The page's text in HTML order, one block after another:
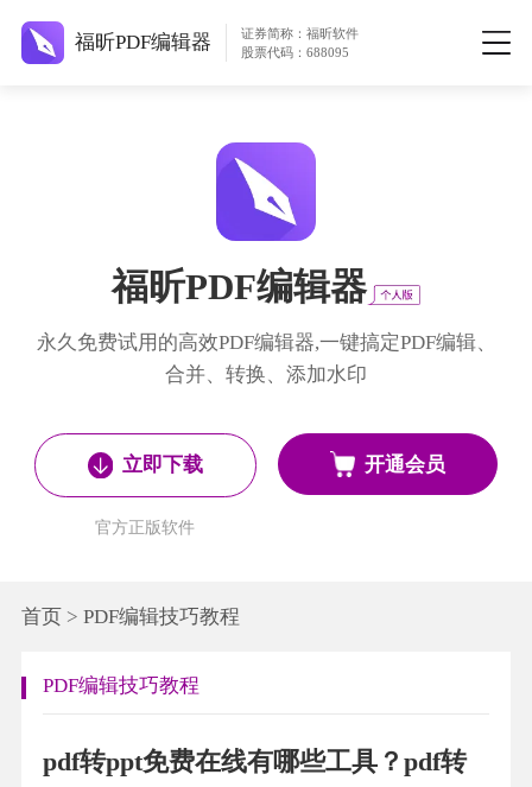
福昕PDF编辑器
证券简称：福昕软件
股票代码：688095
福昕PDF编辑器
永久免费试用的高效PDF编辑器,一键搞定PDF编辑、
合并、转换、添加水印
立即下载
官方正版软件
开通会员
首页> PDF编辑技巧教程
PDF编辑技巧教程
pdf转ppt免费在线有哪些工具？pdf转